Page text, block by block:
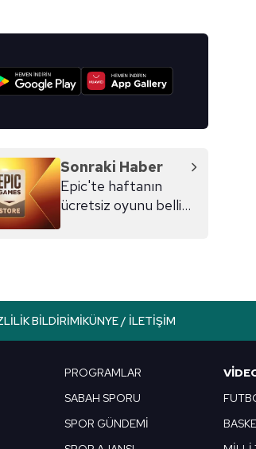
Sonraki Haber
Epic'te haftanın
ücretsiz oyunu belli
BILDIRIMIKÜNYE / İLETIŞIM
PROGRAMLAR
SABAH SPORU
SPOR GÜNDEMİ